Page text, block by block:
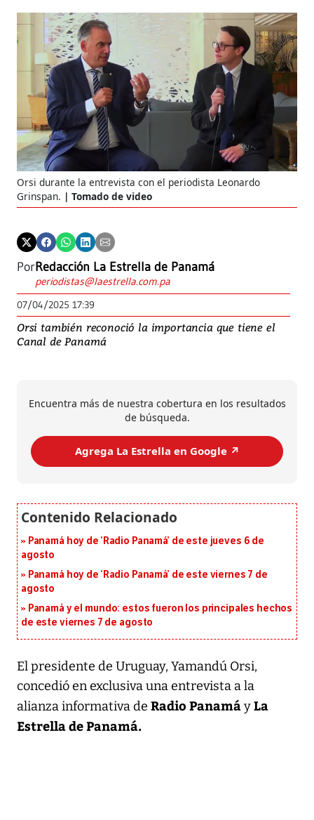
Orsi durante la entrevista con el periodista Leonardo
Grinspan.
Tomado de video
PorRedacción La Estrella de Panamá
periodistas@laestrella.com.pa
07/04/2025 17:39
Orsi también reconoció la importancia que tiene el
Canal de Panamá
Encuentra más de nuestra cobertura en los resultados
de búsqueda.
Agrega La Estrella en Google ↗️
Panamá hoy de ‘Radio Panamá’ de este jueves 6 de
agosto
Panamá hoy de ‘Radio Panamá’ de este viernes 7 de
agosto
Panamá y el mundo: estos fueron los principales hechos
de este viernes 7 de agosto
El presidente de Uruguay, Yamandú Orsi,
concedió en exclusiva una entrevista a la
alianza informativa de Radio PanamáyLa
Estrella de Panamá.